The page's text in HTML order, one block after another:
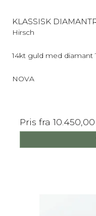
KLASSISK
Hirsch
14kt guld med diamant
NOVA
Pris fra